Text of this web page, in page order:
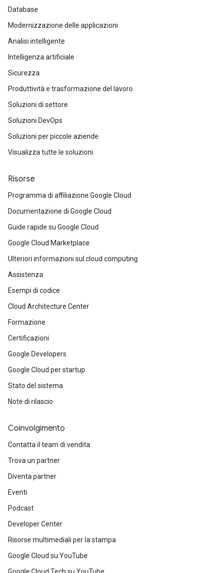
Database
Modernizzazione delle applicazioni
Analisi intelligente
Intelligenza artificiale
Sicurezza
Produttività e trasformazione del lavoro
Soluzioni di settore
Soluzioni DevOps
Soluzioni per piccole aziende
Visualizza tutte le soluzioni
Risorse
Programma di affiliazione Google Cloud
Documentazione di Google Cloud
Guide rapide su Google Cloud
Google Cloud Marketplace
Ulteriori informazioni sul cloud computing
Assistenza
Esempi di codice
Cloud Architecture Center
Formazione
Certificazioni
Google Developers
Google Cloud per startup
Stato del sistema
Note di rilascio
Coinvolgimento
Contatta il team di vendita
Trova un partner
Diventa partner
Eventi
Podcast
Developer Center
Risorse multimediali per la stampa
Google Cloud su YouTube